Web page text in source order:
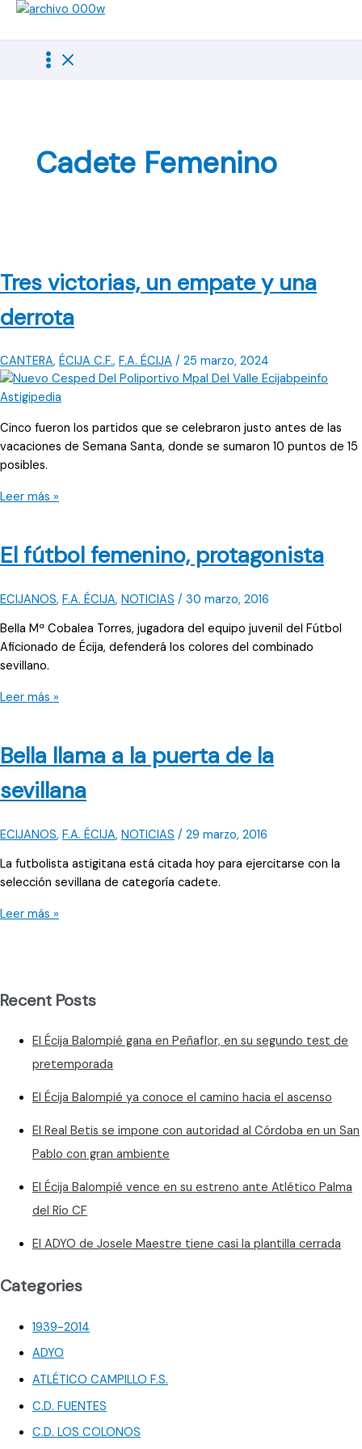
Cadete Femenino
Tres victorias, un empate y una
derrota
CANTERA, ÉCIJA C.F., F.A. ÉCIJA / 25 marzo, 2024
Cinco fueron los partidos que se celebraron justo antes de las
vacaciones de Semana Santa, donde se sumaron 10 puntos de 15
posibles.
Tres
empate
y
derrota
Leer más »
El fútbol femenino, protagonista
ECIJANOS, F.A. ÉCIJA, NOTICIAS / 30 marzo, 2016
Bella Mª Cobalea Torres, jugadora del equipo juvenil del Fútbol
Aficionado de Écija, defenderá los colores del combinado
sevillano.
El
protagonista
Leer más »
Bella llama a la puerta de la
sevillana
ECIJANOS, F.A. ÉCIJA, NOTICIAS / 29 marzo, 2016
La futbolista astigitana está citada hoy para ejercitarse con la
selección sevillana de categoría cadete.
Bella
de
sevillana
Leer más »
Recent Posts
El Écija Balompié gana en Peñaflor, en su segundo test de
pretemporada
El Écija Balompié ya conoce el camino hacia el ascenso
El Real Betis se impone con autoridad al Córdoba en un San
Pablo con gran ambiente
El Écija Balompié vence en su estreno ante Atlético Palma
del Río CF
El ADYO de Josele Maestre tiene casi la plantilla cerrada
Categories
1939-2014
ADYO
ATLÉTICO CAMPILLO F.S.
C.D. FUENTES
C.D. LOS COLONOS